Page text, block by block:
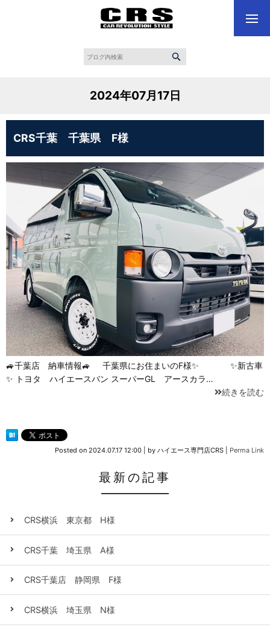
2024年07月17日
CRS千葉 千葉県 F様
🚙千葉店 納車情報🚙 千葉県にお住まいのF様✨ ✨新古車
✨ トヨタ ハイエースバン スーパーGL アースカラ…
続きを読む
Posted on 2024.07.17 12:00 by ハイエース専門店CRS Perma Link
最新の記事
CRS横浜 東京都 H様
CRS千葉 埼玉県 A様
CRS千葉店 静岡県 F様
CRS横浜 埼玉県 N様